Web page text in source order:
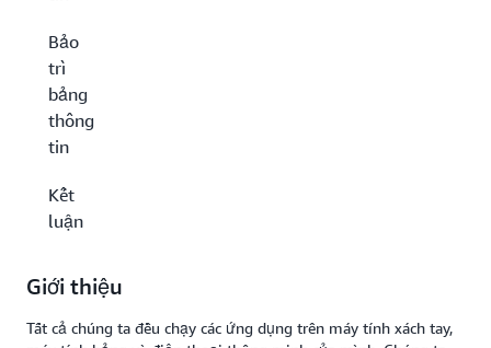
Bảo
trì
bảng
thông
tin
Kết
luận
Giới thiệu
Tất cả chúng ta đều chạy các ứng dụng trên máy tính xách tay,